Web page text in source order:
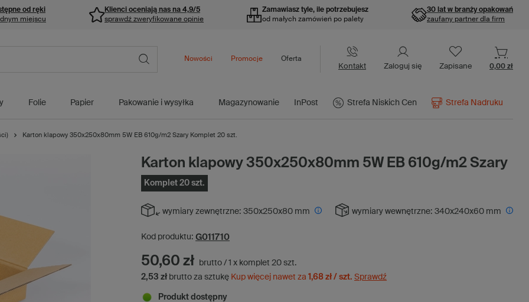
od ręki
miejscu
Klienci oceniają nas na 4,9/5
sprawdź zweryfikowane opinie
Zamawiasz tyle, ile potrzebujesz
od małych zamówień po palety
30 lat w branży opakowań
zaufany partner dla firm
Kontakt Zaloguj się Zapisane 0,00 zł
Folie Papier Pakowanie i wysyłka Magazynowanie InPost Strefa Niskich Cen Strefa Nadruku
Nowości Promocje Oferta
Karton klapowy 350x250x80mm 5W EB 610g/m2 Szary Komplet 20 szt.
Karton klapowy 350x250x80mm 5W EB 610g/m2 Szary
Komplet 20 szt.
wymiary zewnętrzne: 350x250x80 mm wymiary wewnętrzne: 340x240x60 mm
Kod produktu: G011710
50,60 zł brutto / 1 x komplet 20 szt.
2,53 zł brutto za sztukę Kup więcej nawet za 1,68 zł / szt. Sprawdź
Produkt dostępny